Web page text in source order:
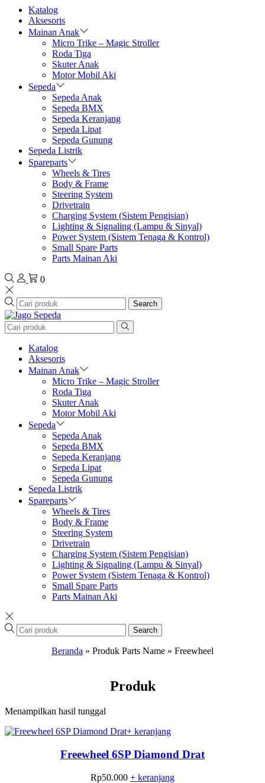
Katalog
Aksesoris
Mainan Anak
Micro Trike – Magic Stroller
Roda Tiga
Skuter Anak
Motor Mobil Aki
Sepeda
Sepeda Anak
Sepeda BMX
Sepeda Keranjang
Sepeda Lipat
Sepeda Gunung
Sepeda Listrik
Spareparts
Wheels & Tires
Body & Frame
Steering System
Drivetrain
Charging System (Sistem Pengisian)
Lighting & Signaling (Lampu & Sinyal)
Power System (Sistem Tenaga & Kontrol)
Small Spare Parts
Parts Mainan Aki
0
Search
Katalog
Aksesoris
Mainan Anak
Micro Trike – Magic Stroller
Roda Tiga
Skuter Anak
Motor Mobil Aki
Sepeda
Sepeda Anak
Sepeda BMX
Sepeda Keranjang
Sepeda Lipat
Sepeda Gunung
Sepeda Listrik
Spareparts
Wheels & Tires
Body & Frame
Steering System
Drivetrain
Charging System (Sistem Pengisian)
Lighting & Signaling (Lampu & Sinyal)
Power System (Sistem Tenaga & Kontrol)
Small Spare Parts
Parts Mainan Aki
Search
Beranda » Produk Parts Name » Freewheel
Produk
Menampilkan hasil tunggal
+ keranjang
Freewheel 6SP Diamond Drat
Rp50.000 + keranjang